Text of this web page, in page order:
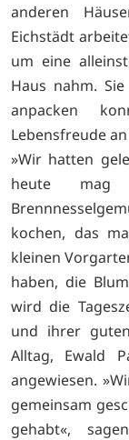
anderen
Eichstädt
um eine
Haus nahm.
anpacken
Lebensfreude
»Wir hatten
heute mag
kochen, das
kleinen
haben, die
wird die
und ihrer
Alltag, Ewald
angewiesen.
gemeinsam
gehabt«,